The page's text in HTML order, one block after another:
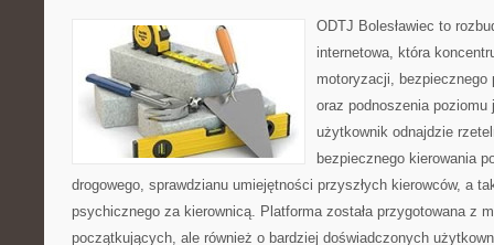
ODTJ Bolesławiec to
internetowa, która
motoryzacji, bezpiecznego
oraz podnoszenia
użytkownik odnajdzie
bezpiecznego kierowania
drogowego, sprawdzianu umiejętności przyszłych kierowców, a
psychicznego za kierownicą. Platforma została przygotowana z
początkujących, ale również o bardziej doświadczonych